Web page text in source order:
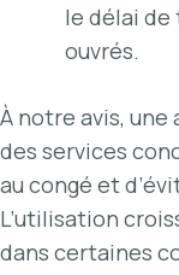
le délai
ouvrés.
À notre avis,
des services
au congé et
L’utilisation
dans certaines